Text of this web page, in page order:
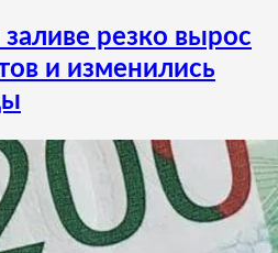
заливе резко вырос
и изменились